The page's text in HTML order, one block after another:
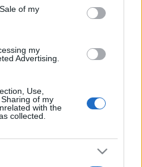
of my
my
Advertising.
Use,
of my
with the
collected.
képregényt. Legfeljebb
mondani, hogy a komikszok
szólni.
hanem történeteket kell
Orsolya megNényei
Ők is tudják, melyik a